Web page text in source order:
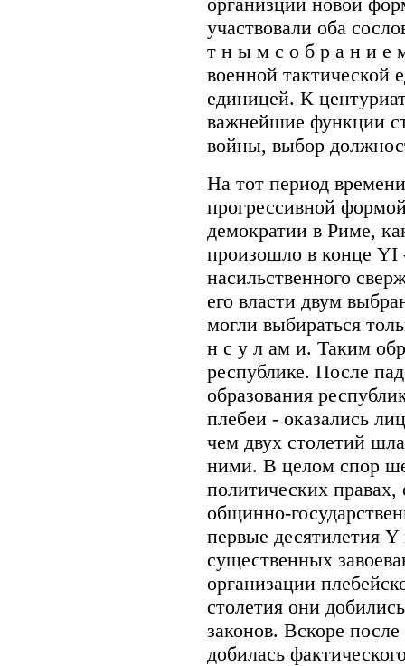
участвовали оба
т н ы м с о б р а н и е
военной тактической
единицей. К
важнейшие функции
войны, выбор
На тот период
прогрессивной
демократии в Риме,
произошло в конце YI
насильственного
его власти двум
могли выбираться
н с у л ам и. Таким
республике. После
образования
плебеи - оказались
чем двух столетий
ними. В целом спор
политических правах,
общинно-
первые десятилетия
существенных
организации
столетия они
законов. Вскоре после
добилась